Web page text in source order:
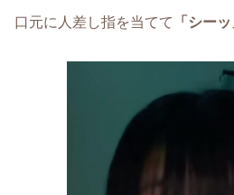
口元に人差し指を当てて 「シーッ